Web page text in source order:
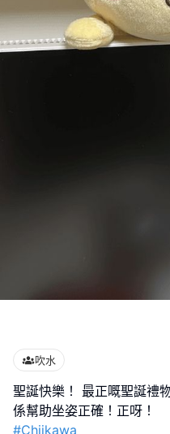
吹水
聖誕快樂！ 最正嘅聖誕禮
#Chiikawa